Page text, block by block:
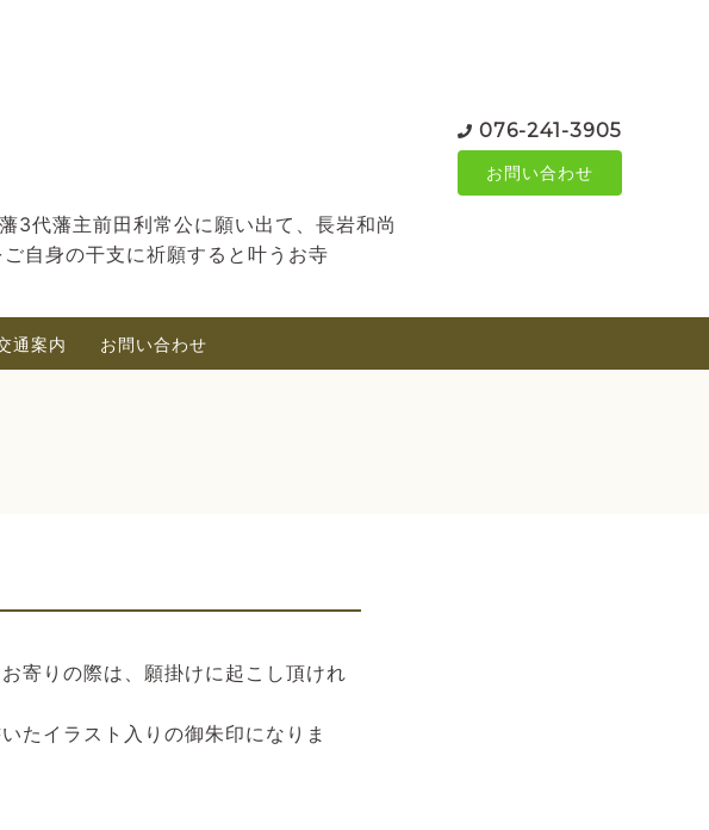
代藩主前田利常公に願い出て、長岩和尚
自身の干支に祈願すると叶うお寺
076-241-3905
お問い合わせ
通案内 お問い合わせ
寄りの際は、願掛けに起こし頂けれ
たイラスト入りの御朱印になりま